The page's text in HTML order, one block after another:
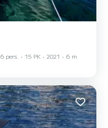
6 pers. 15 PK 2021 6 m